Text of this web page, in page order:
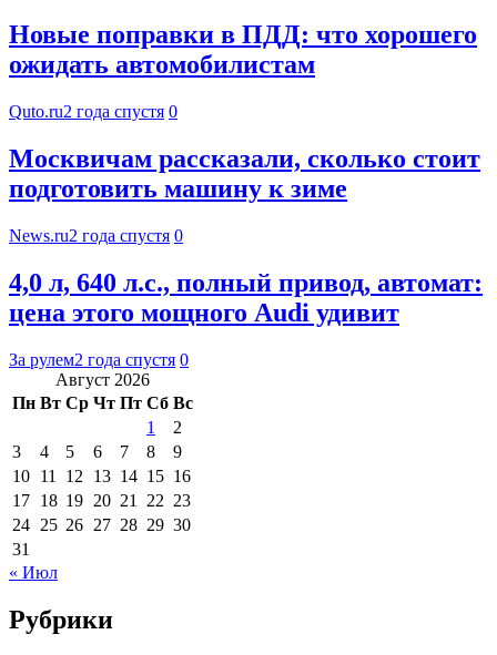
Новые поправки в ПДД: что хорошего
ожидать автомобилистам
Quto.ru2 года спустя 0
Москвичам рассказали, сколько стоит
подготовить машину к зиме
News.ru2 года спустя 0
4,0 л, 640 л.с., полный привод, автомат:
цена этого мощного Audi удивит
За рулем2 года спустя 0
Август 2026
Пн Вт Ср Чт Пт Сб Вс
1
2
3
4 5 6 7 8
9
10 11 12 13 14 15 16
17 18 19 20 21 22 23
24 25 26 27 28 29 30
31
« Июл
Рубрики